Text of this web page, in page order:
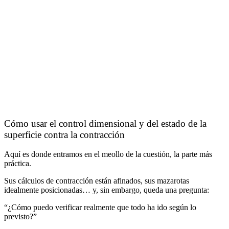
Cómo usar el control dimensional y del estado de la
superficie contra la contracción
Aquí es donde entramos en el meollo de la cuestión, la parte más
práctica.
Sus cálculos de contracción están afinados, sus mazarotas
idealmente posicionadas… y, sin embargo, queda una pregunta:
“¿Cómo puedo verificar realmente que todo ha ido según lo
previsto?”